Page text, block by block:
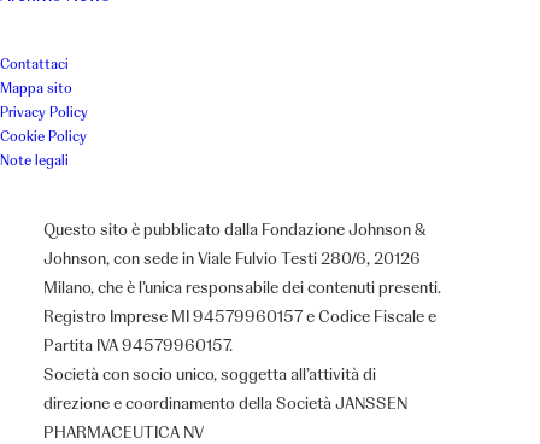
Contattaci
Mappa sito
Privacy Policy
Cookie Policy
Note legali
Questo sito è pubblicato dalla Fondazione Johnson &
Johnson, con sede in Viale Fulvio Testi 280/6, 20126
Milano, che è l’unica responsabile dei contenuti presenti.
Registro Imprese MI 94579960157 e Codice Fiscale e
Partita IVA 94579960157.
Società con socio unico, soggetta all’attività di
direzione e coordinamento della Società JANSSEN
PHARMACEUTICA NV